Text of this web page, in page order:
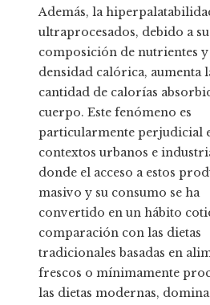
Además, la
ultraprocesados, debido a su
composición de nutrientes
densidad calórica, aumenta
cantidad de calorías
cuerpo. Este fenómeno es
particularmente perjudicial
contextos urbanos e
donde el acceso a estos
masivo y su consumo se ha
convertido en un hábito
comparación con las dietas
tradicionales basadas en
frescos o mínimamente
las dietas modernas,